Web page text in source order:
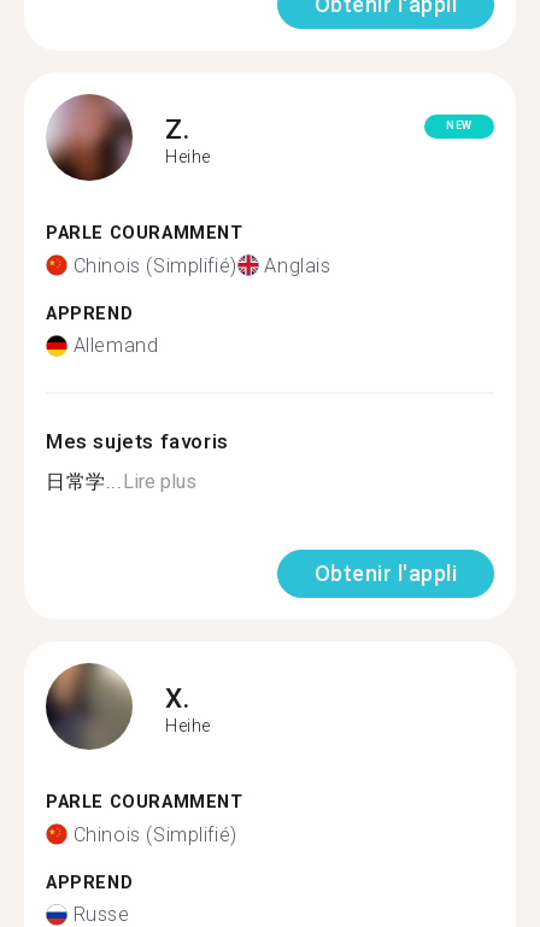
Z.
Heihe
NEW
PARLE COURAMMENT
Chinois (Simplifié) Anglais
APPREND
Allemand
Mes sujets favoris
日常学...Lire plus
Obtenir l'appli
X.
Heihe
PARLE COURAMMENT
Chinois (Simplifié)
APPREND
Russe